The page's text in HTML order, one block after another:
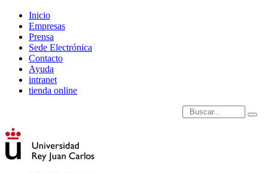
Inicio
Empresas
Prensa
Sede Electrónica
Contacto
Ayuda
intranet
tienda online
Introduce términos de